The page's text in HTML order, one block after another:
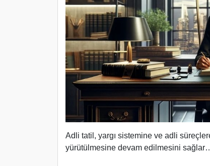
Adli tatil, yargı sistemine ve adli
yürütülmesine devam edilmesini